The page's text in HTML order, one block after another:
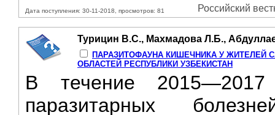
Дата поступления: 30-11-2018, просмотров: 81 Российский
Турицин В.С., Махмадова Л.Б.,
ПАРАЗИТОФАУНА КИШЕЧНИКА У ЖИТЕЛЕЙ
ОБЛАСТЕЙ РЕСПУБЛИКИ УЗБЕКИСТАН
В течение 2015—2017
паразитарных